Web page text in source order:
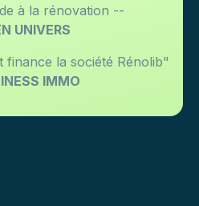
à la rénovation --
UNIVERS
finance la société Rénolib"
IMMO